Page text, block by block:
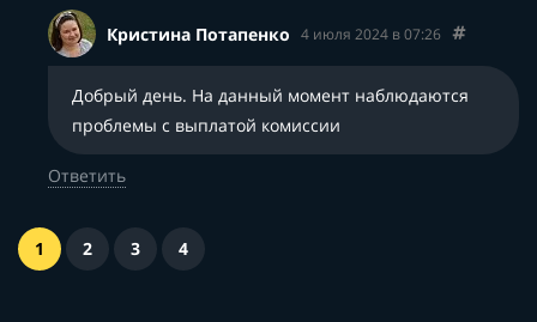
Кристина Потапенко 4 июля 2024 в 07:26
Добрый день. На данный момент наблюдаются
проблемы с выплатой комиссии
Ответить
1 2 3 4